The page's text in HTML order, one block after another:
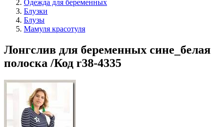
Одежда для беременных
Блузки
Блузы
Мамуля красотуля
Лонгслив для беременных сине_белая
полоска /Код r38-4335